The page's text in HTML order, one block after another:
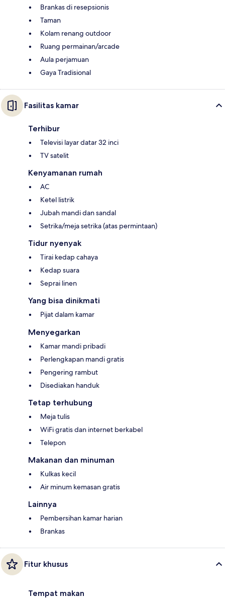
Brankas di resepsionis
Taman
Kolam renang outdoor
Ruang permainan/arcade
Aula perjamuan
Gaya Tradisional
Fasilitas kamar
Terhibur
Televisi layar datar 32 inci
TV satelit
Kenyamanan rumah
AC
Ketel listrik
Jubah mandi dan sandal
Setrika/meja setrika (atas permintaan)
Tidur nyenyak
Tirai kedap cahaya
Kedap suara
Seprai linen
Yang bisa dinikmati
Pijat dalam kamar
Menyegarkan
Kamar mandi pribadi
Perlengkapan mandi gratis
Pengering rambut
Disediakan handuk
Tetap terhubung
Meja tulis
WiFi gratis dan internet berkabel
Telepon
Makanan dan minuman
Kulkas kecil
Air minum kemasan gratis
Lainnya
Pembersihan kamar harian
Brankas
Fitur khusus
Tempat makan